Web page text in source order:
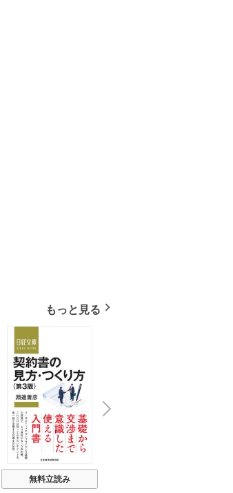
もっと見る
無料立読み
N
e
x
t